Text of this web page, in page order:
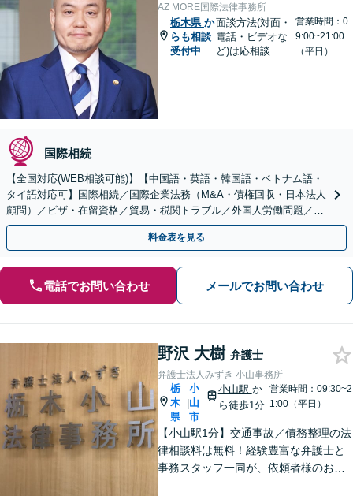
AZ MORE国際法律事務所
栃木県 か
らも相談
受付中
面談方法(対面・
電話・ビデオな
ど)は応相談
営業時間：0
9:00~21:00
（平日）
国際相続
【全国対応(WEB相談可能)】【中国語・英語・韓国語・ベトナム語・
タイ語対応可】国際相続／国際企業法務（M&A・債権回収・日本法人
顧問）／ビザ・在留資格／貿易・税関トラブル／外国人労働問題／外
国人刑事事件など、幅広いご相談に対応可能
料金表を見る
電話でお問い合わせ メールでお問い合わせ
野沢 大樹 弁護士
弁護士法人みずき 小山事務所
栃
木
県
|
小
山
市
小山駅 か
ら徒歩1分
営業時間：09:30~2
1:00（平日）
【小山駅1分】交通事故／債務整理の法
律相談料は無料！経験豊富な弁護士と
事務スタッフ一同が、依頼者様のお悩